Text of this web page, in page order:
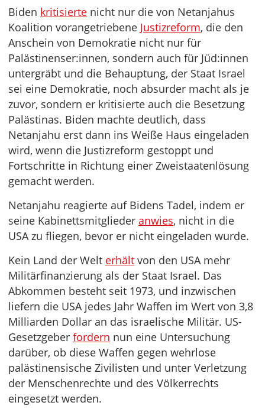
Biden kritisierte nicht nur die von Netanjahus
Koalition vorangetriebene Justizreform, die den
Anschein von Demokratie nicht nur für
Palästinenser:innen, sondern auch für Jüd:innen
untergräbt und die Behauptung, der Staat Israel
sei eine Demokratie, noch absurder macht als je
zuvor, sondern er kritisierte auch die Besetzung
Palästinas. Biden machte deutlich, dass
Netanjahu erst dann ins Weiße Haus eingeladen
wird, wenn die Justizreform gestoppt und
Fortschritte in Richtung einer Zweistaatenlösung
gemacht werden.
Netanjahu reagierte auf Bidens Tadel, indem er
seine Kabinettsmitglieder anwies, nicht in die
USA zu fliegen, bevor er nicht eingeladen wurde.
Kein Land der Welt erhält von den USA mehr
Militärfinanzierung als der Staat Israel. Das
Abkommen besteht seit 1973, und inzwischen
liefern die USA jedes Jahr Waffen im Wert von 3,8
Milliarden Dollar an das israelische Militär. US-
Gesetzgeber fordern nun eine Untersuchung
darüber, ob diese Waffen gegen wehrlose
palästinensische Zivilisten und unter Verletzung
der Menschenrechte und des Völkerrechts
eingesetzt werden.